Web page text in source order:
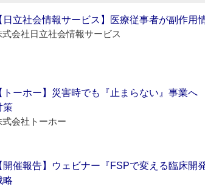
日立社会情報サービス】医療従事者が副作用
式会社日立社会情報サービス
トーホー】災害時でも『止まらない』事業
策
式会社トーホー
開催報告】ウェビナー『FSPで変える臨床開
略